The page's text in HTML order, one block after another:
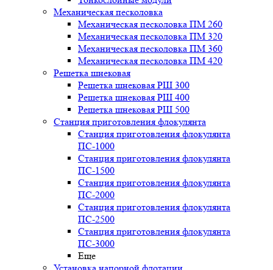
Механическая песколовка
Механическая песколовка ПM 260
Механическая песколовка ПM 320
Механическая песколовка ПM 360
Механическая песколовка ПM 420
Решетка шнековая
Решетка шнековая РШ 300
Решетка шнековая РШ 400
Решетка шнековая РШ 500
Станция приготовления флокулянта
Станция приготовления флокулянта
ПС-1000
Станция приготовления флокулянта
ПС-1500
Станция приготовления флокулянта
ПС-2000
Станция приготовления флокулянта
ПС-2500
Станция приготовления флокулянта
ПС-3000
Еще